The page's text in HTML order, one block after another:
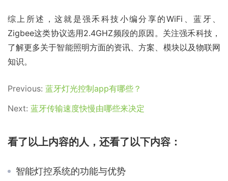
综上所述，这就是强禾科技小编分享的WiFi、蓝牙、
Zigbee这类协议选用2.4GHZ频段的原因。关注强禾科技，
了解更多关于智能照明方面的资讯、方案、模块以及物联网
知识。
Previous: 蓝牙灯光控制app有哪些？
Next: 蓝牙传输速度快慢由哪些来决定
看了以上内容的人，还看了以下内容：
智能灯控系统的功能与优势